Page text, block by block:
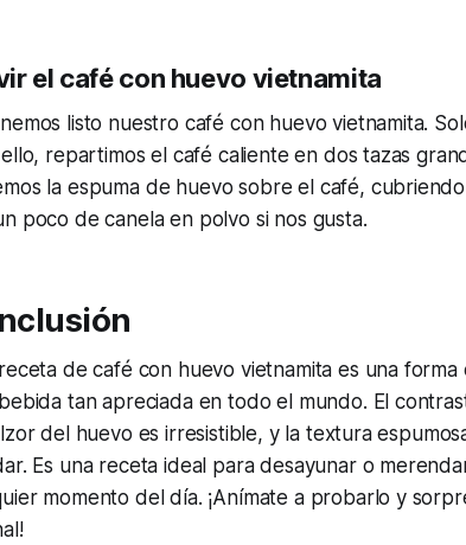
el café con huevo vietnamita
listo nuestro café con huevo vietnamita.
ello, repartimos el café caliente en dos tazas
la espuma de huevo sobre el café,
poco de canela en polvo si nos gusta.
de café con huevo vietnamita es una
tan apreciada en todo el mundo. El
del huevo es irresistible, y la textura
Es una receta ideal para desayunar o
momento del día. ¡Anímate a probarlo y